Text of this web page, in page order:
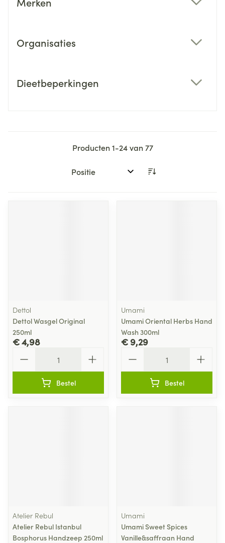
Organisaties
Dieetbeperkingen
Producten1-24van77
Sorteer op:
Dettol
Dettol Wasgel Original
250ml
€ 4,98
Bestel
Umami
Umami Oriental Herbs Hand
Wash 300ml
€ 9,29
Bestel
Atelier Rebul
Atelier Rebul Istanbul
Bosphorus Handzeep 250ml
Umami
Umami Sweet Spices
Vanille&saffraan Hand